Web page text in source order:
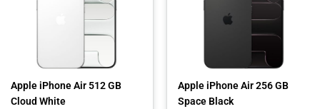
Apple iPhone Air 512 GB
Cloud White
Apple iPhone Air 256 GB
Space Black